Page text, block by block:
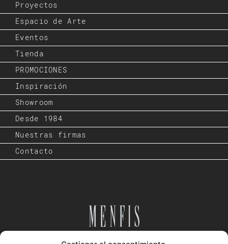
Proyectos
Espacio de Arte
Eventos
Tienda
PROMOCIONES
Inspiración
Showroom
Desde 1984
Nuestras firmas
Contacto